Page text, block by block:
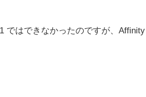
はできなかったのですが、